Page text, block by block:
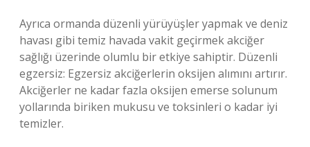
Ayrıca ormanda düzenli yürüyüşler yapmak ve deniz
havası gibi temiz havada vakit geçirmek akciğer
sağlığı üzerinde olumlu bir etkiye sahiptir. Düzenli
egzersiz: Egzersiz akciğerlerin oksijen alımını artırır.
Akciğerler ne kadar fazla oksijen emerse solunum
yollarında biriken mukusu ve toksinleri o kadar iyi
temizler.